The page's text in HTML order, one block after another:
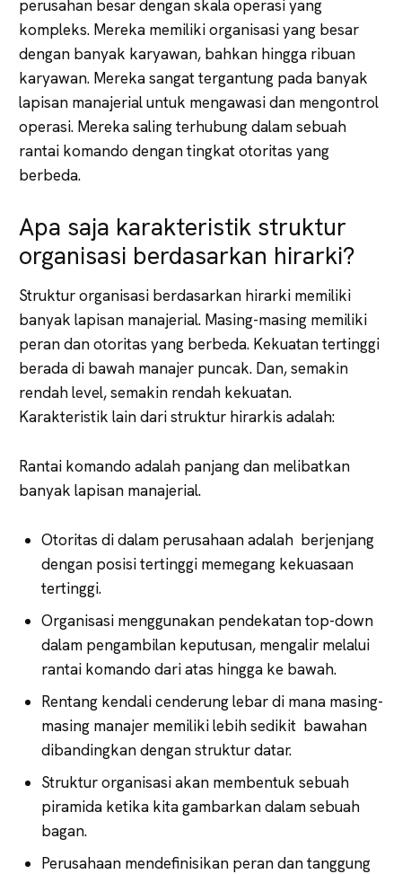
perusahan besar dengan skala operasi yang
kompleks. Mereka memiliki organisasi yang besar
dengan banyak karyawan, bahkan hingga ribuan
karyawan. Mereka sangat tergantung pada banyak
lapisan manajerial untuk mengawasi dan mengontrol
operasi. Mereka saling terhubung dalam sebuah
rantai komando dengan tingkat otoritas yang
berbeda.
Apa saja karakteristik struktur
organisasi berdasarkan hirarki?
Struktur organisasi berdasarkan hirarki memiliki
banyak lapisan manajerial. Masing-masing memiliki
peran dan otoritas yang berbeda. Kekuatan tertinggi
berada di bawah manajer puncak. Dan, semakin
rendah level, semakin rendah kekuatan.
Karakteristik lain dari struktur hirarkis adalah:
Rantai komando adalah panjang dan melibatkan
banyak lapisan manajerial.
Otoritas di dalam perusahaan adalah berjenjang
dengan posisi tertinggi memegang kekuasaan
tertinggi.
Organisasi menggunakan pendekatan top-down
dalam pengambilan keputusan, mengalir melalui
rantai komando dari atas hingga ke bawah.
Rentang kendali cenderung lebar di mana masing-
masing manajer memiliki lebih sedikit bawahan
dibandingkan dengan struktur datar.
Struktur organisasi akan membentuk sebuah
piramida ketika kita gambarkan dalam sebuah
bagan.
Perusahaan mendefinisikan peran dan tanggung